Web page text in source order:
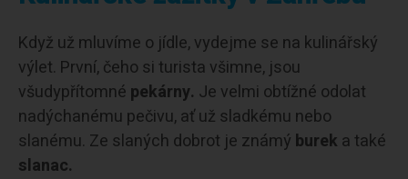
Když už mluvíme o jídle, vydejme se na kulinářský
výlet. První, čeho si turista všimne, jsou
všudypřítomné pekárny. Je velmi obtížné odolat
nadýchanému pečivu, ať už sladkému nebo
slanému. Ze slaných dobrot je známý burek a také
slanac.